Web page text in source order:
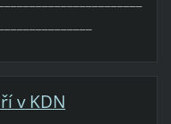
v KDN